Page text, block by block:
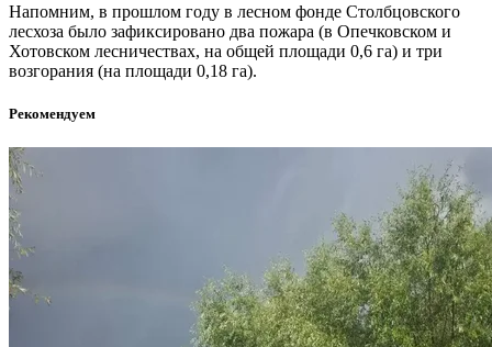
Напомним, в прошлом году в лесном фонде Столбцовского
лесхоза было зафиксировано два пожара (в Опечковском и
Хотовском лесничествах, на общей площади 0,6 га) и три
возгорания (на площади 0,18 га).
Рекомендуем